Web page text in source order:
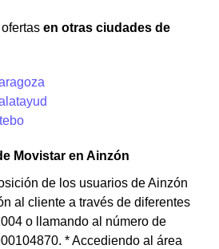
en otras ciudades de
Movistar en Ainzón
de los usuarios de Ainzón
al cliente a través de diferentes
o llamando al número de
* Accediendo al área